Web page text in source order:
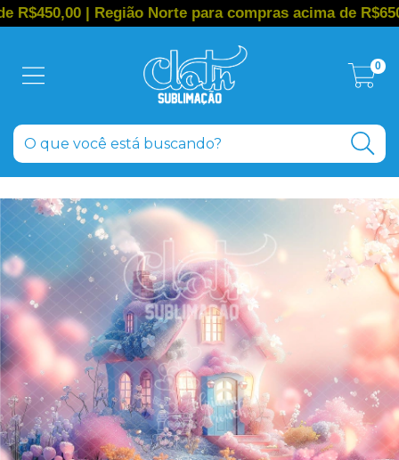
| Região Norte para compras acima de R$650,00
0